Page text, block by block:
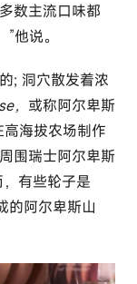
数主流口味都
他说。
; 洞穴散发着浓
， 或称阿尔卑斯
海拔农场制作
围瑞士阿尔卑斯
有些轮子是
阿尔卑斯山